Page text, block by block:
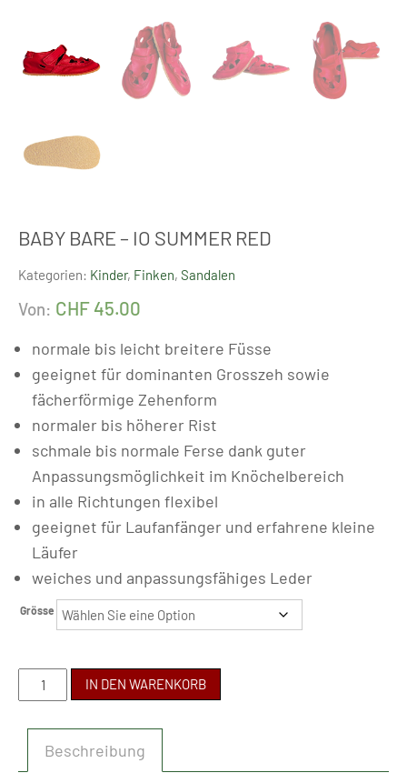
BABY BARE – IO SUMMER RED
Kategorien: Kinder, Finken, Sandalen
Von: CHF 45.00
normale bis leicht breitere Füsse
geeignet für dominanten Grosszeh sowie
fächerförmige Zehenform
normaler bis höherer Rist
schmale bis normale Ferse dank guter
Anpassungsmöglichkeit im Knöchelbereich
in alle Richtungen flexibel
geeignet für Laufanfänger und erfahrene kleine
Läufer
weiches und anpassungsfähiges Leder
Grösse
BABY
BARE
SUMMER
IN DEN WARENKORB
Beschreibung